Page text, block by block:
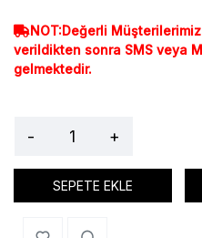
NOT:Değerli
verildikten sonra SMS veya
gelmektedir.
- +
SEPETE EKLE